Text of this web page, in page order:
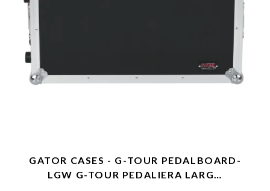
GATOR CASES - G-TOUR PEDALBOARD-
LGW G-TOUR PEDALIERA LARG…